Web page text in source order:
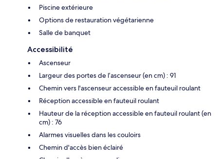
Piscine extérieure
Options de restauration végétarienne
Salle de banquet
Accessibilité
Ascenseur
Largeur des portes de l’ascenseur (en cm) : 91
Chemin vers l'ascenseur accessible en fauteuil roulant
Réception accessible en fauteuil roulant
Hauteur de la réception accessible en fauteuil roulant (en
cm) : 76
Alarmes visuelles dans les couloirs
Chemin d'accès bien éclairé